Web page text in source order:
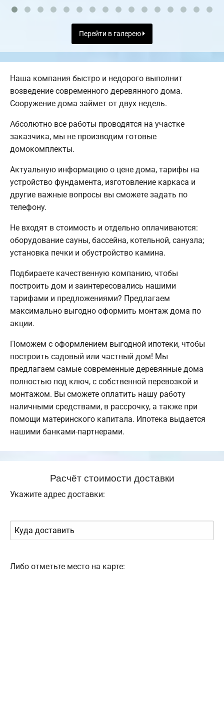
Перейти в галерею
Наша компания быстро и недорого выполнит
возведение современного деревянного дома.
Сооружение дома займет от двух недель.
Абсолютно все работы проводятся на участке
заказчика, мы не производим готовые
домокомплекты.
Актуальную информацию о цене дома, тарифы на
устройство фундамента, изготовление каркаса и
другие важные вопросы вы сможете задать по
телефону.
Не входят в стоимость и отдельно оплачиваются:
оборудование сауны, бассейна, котельной, санузла;
установка печки и обустройство камина.
Подбираете качественную компанию, чтобы
построить дом и заинтересовались нашими
тарифами и предложениями? Предлагаем
максимально выгодно оформить монтаж дома по
акции.
Поможем с оформлением выгодной ипотеки, чтобы
построить садовый или частный дом! Мы
предлагаем самые современные деревянные дома
полностью под ключ, с собственной перевозкой и
монтажом. Вы сможете оплатить нашу работу
наличными средствами, в рассрочку, а также при
помощи материнского капитала. Ипотека выдается
нашими банками-партнерами.
Расчёт стоимости доставки
Укажите адрес доставки:
Либо отметьте место на карте: